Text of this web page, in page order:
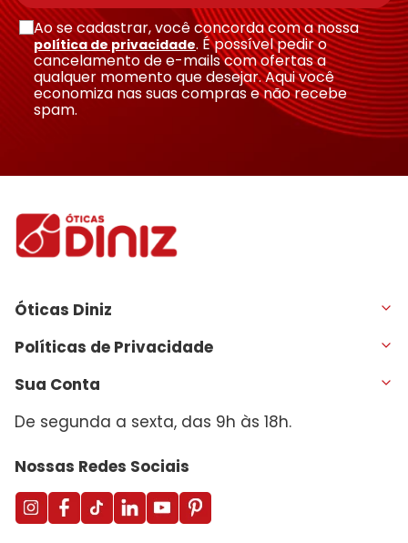
Ao se cadastrar, você concorda com a nossa
política de privacidade. É possível pedir o
cancelamento de e-mails com ofertas a
qualquer momento que desejar. Aqui você
economiza nas suas compras e não recebe
spam.
Óticas Diniz
Políticas de Privacidade
Sua Conta
De segunda a sexta, das 9h às 18h.
Nossas Redes Sociais